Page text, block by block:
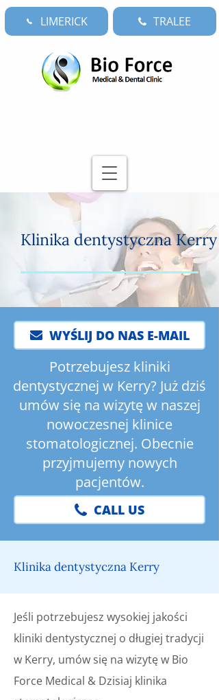
LIMERICK TRALEE
Klinika dentystyczna Kerry
WYŚLIJ DO NAS E-MAIL
Potrzebujesz kliniki
dentystycznej w Kerry? Już dziś
umów się na wizytę w naszej
nowoczesnej klinice
stomatologicznej. Obecnie
przyjmujemy nowych
pacjentów.
CALL US
Klinika dentystyczna Kerry
Jeśli potrzebujesz wysokiej jakości
kliniki dentystycznej o długiej tradycji
w Kerry, umów się na wizytę w Bio
Force Medical & Dzisiaj klinika